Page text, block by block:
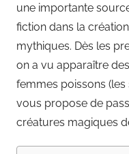
une importante
fiction dans la
mythiques. Dès les
on a vu apparaître
femmes poissons (les
vous propose de
créatures magiques